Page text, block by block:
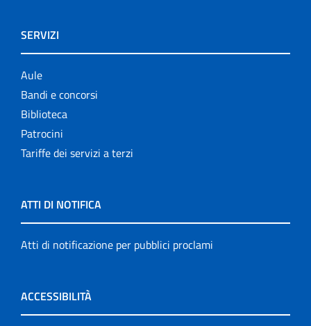
SERVIZI
Aule
Bandi e concorsi
Biblioteca
Patrocini
Tariffe dei servizi a terzi
ATTI DI NOTIFICA
Atti di notificazione per pubblici proclami
ACCESSIBILITÀ